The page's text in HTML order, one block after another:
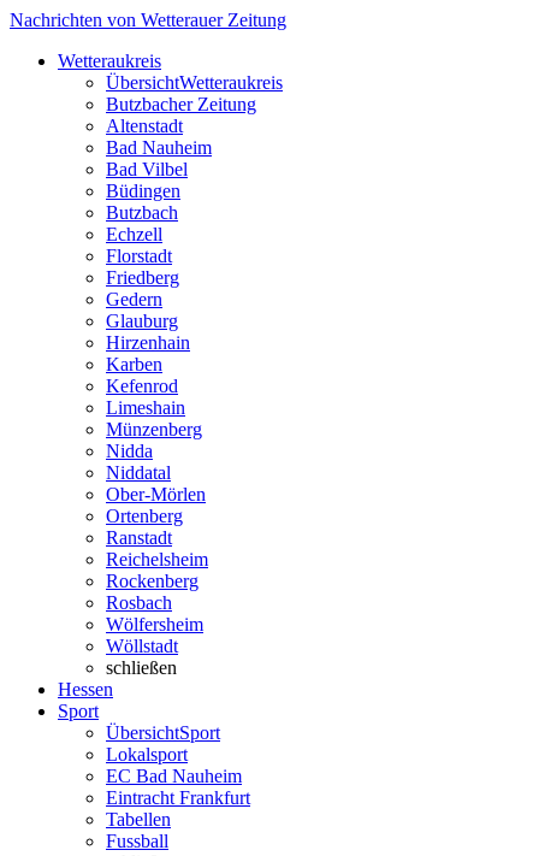
Nachrichten von Wetterauer Zeitung
Wetteraukreis
ÜbersichtWetteraukreis
Butzbacher Zeitung
Altenstadt
Bad Nauheim
Bad Vilbel
Büdingen
Butzbach
Echzell
Florstadt
Friedberg
Gedern
Glauburg
Hirzenhain
Karben
Kefenrod
Limeshain
Münzenberg
Nidda
Niddatal
Ober-Mörlen
Ortenberg
Ranstadt
Reichelsheim
Rockenberg
Rosbach
Wölfersheim
Wöllstadt
schließen
Hessen
Sport
ÜbersichtSport
Lokalsport
EC Bad Nauheim
Eintracht Frankfurt
Tabellen
Fussball